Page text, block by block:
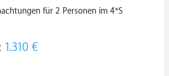
für 2 Personen im 4*S
1.310 €